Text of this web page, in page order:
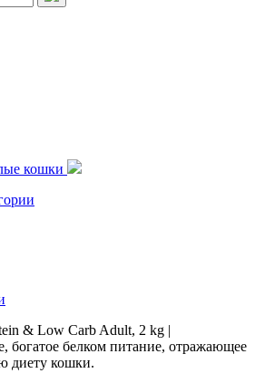
кошки